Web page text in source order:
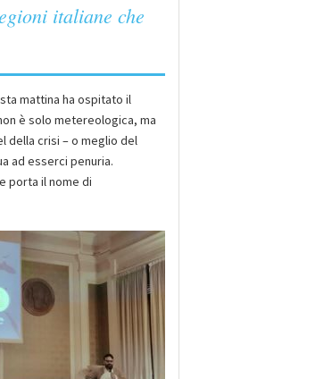
italiane che
mattina ha ospitato il
è solo metereologica, ma
della crisi – o meglio del
ad esserci penuria.
porta il nome di